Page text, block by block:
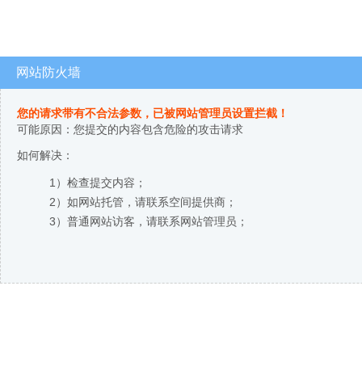
网站防火墙
您的请求带有不合法参数，已被网站管理员设置拦截！
可能原因：您提交的内容包含危险的攻击请求
如何解决：
1）检查提交内容；
2）如网站托管，请联系空间提供商；
3）普通网站访客，请联系网站管理员；